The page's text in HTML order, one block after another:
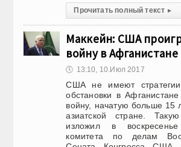
Прочитать полный текст ▸
Маккейн: США
войну в Афганистане
🕔 13:10, 10.Июл 2017
США не имеют стратегии
обстановки в
войну, начатую больше 15
азиатской стране.
изложил в воскресенье
комитета по делам